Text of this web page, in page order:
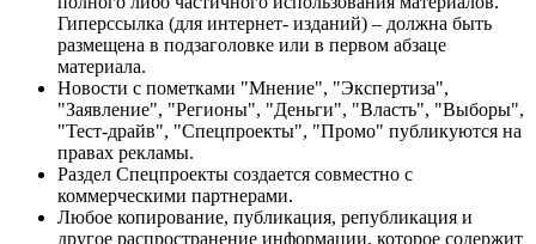
Гиперссылка (для интернет- изданий) – должна быть
размещена в подзаголовке или в первом абзаце
материала.
Новости с пометками "Мнение", "Экспертиза",
"Заявление", "Регионы", "Деньги", "Власть", "Выборы",
"Тест-драйв", "Спецпроекты", "Промо" публикуются на
правах рекламы.
Раздел Спецпроекты создается совместно с
коммерческими партнерами.
Любое копирование, публикация, републикация и
другое распространение информации, которое содержит